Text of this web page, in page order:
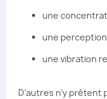
une
une
une vibration
D’autres n’y